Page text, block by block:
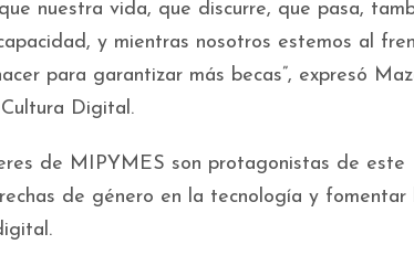
nuestra vida, que discurre, que pasa,
y mientras nosotros estemos al
para garantizar más becas”, expresó
Digital.
de MIPYMES son protagonistas de este
de género en la tecnología y fomentar